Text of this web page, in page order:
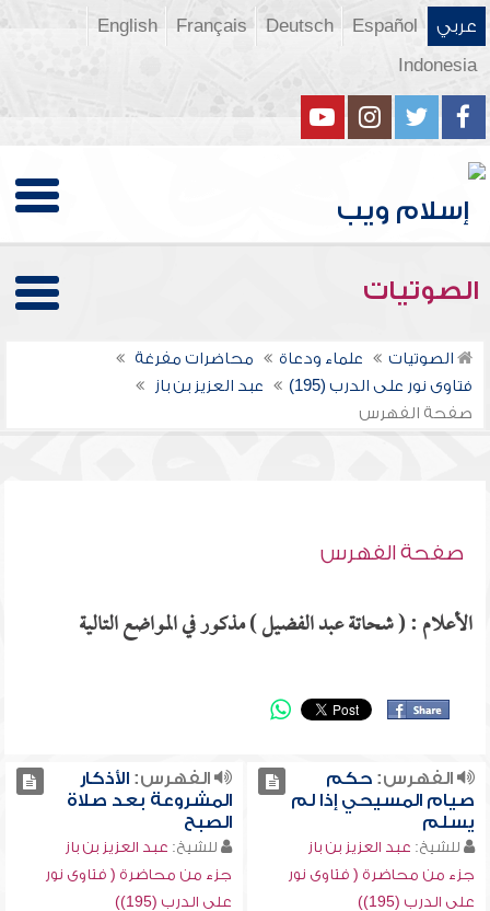
عربي Español
Deutsch
Français
English
Indonesia
الصوتيات
الصوتيات علماء ودعاة
محاضرات مفرغة
فتاوى نور على الدرب (195)
عبد العزيز بن باز
صفحة الفهرس
صفحة الفهرس
الأعلام : ( شحاتة عبد الفضيل ) مذكور في المواضع التالية
الفهرس:حكم
صيام المسيحي إذا لم
يسلم
للشيخ: عبد العزيز بن باز
جزء من محاضرة ( فتاوى نور
على الدرب (195))
الفهرس:الأذكار
المشروعة بعد صلاة
الصبح
للشيخ: عبد العزيز بن باز
جزء من محاضرة ( فتاوى نور
على الدرب (195))